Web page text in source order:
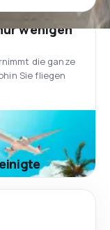
wenigen
die ganze
Sie fliegen